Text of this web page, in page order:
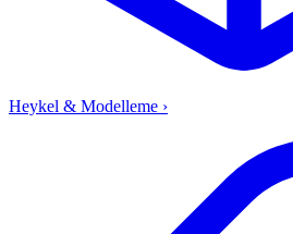
Heykel & Modelleme ›